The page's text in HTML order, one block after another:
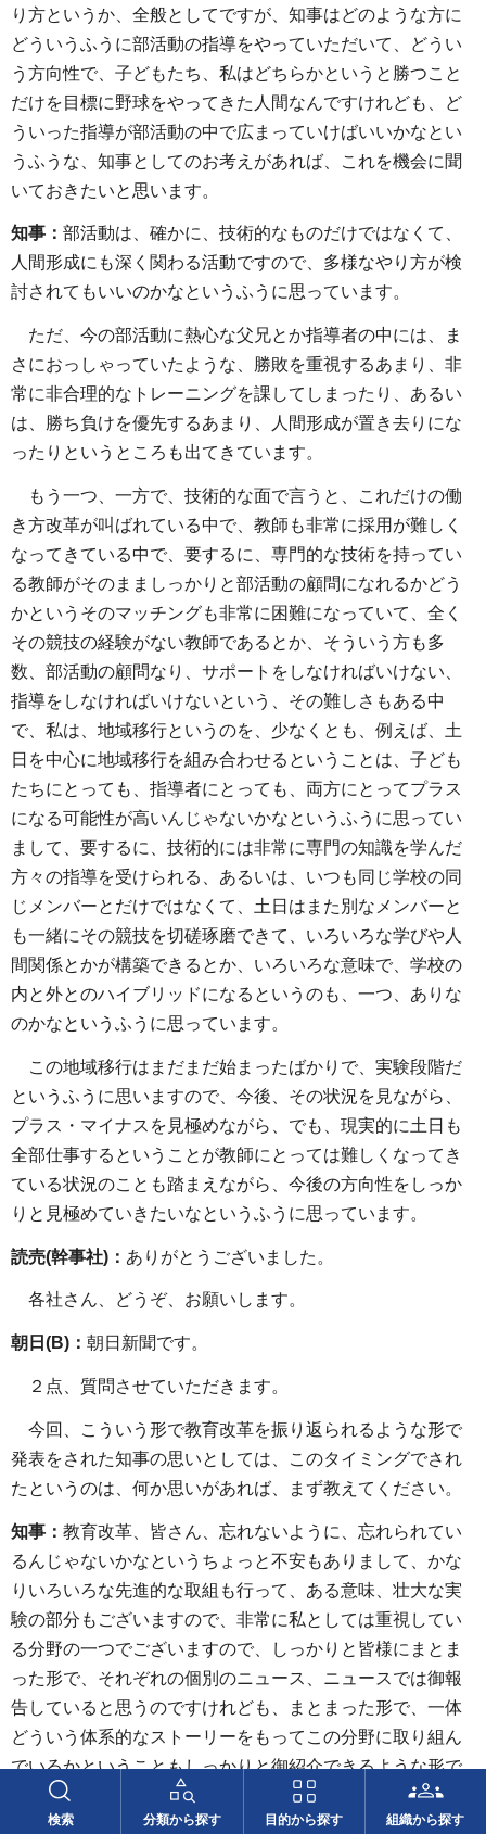
検索 分類から探す 目的から探す 組織から探す
り方というか、全般としてですが、知事はどのような方に
どういうふうに部活動の指導をやっていただいて、どうい
う方向性で、子どもたち、私はどちらかというと勝つこと
だけを目標に野球をやってきた人間なんですけれども、ど
ういった指導が部活動の中で広まっていけばいいかなとい
うふうな、知事としてのお考えがあれば、これを機会に聞
いておきたいと思います。
知事： 部活動は、確かに、技術的なものだけではなくて、
人間形成にも深く関わる活動ですので、多様なやり方が検
討されてもいいのかなというふうに思っています。
ただ、今の部活動に熱心な父兄とか指導者の中には、ま
さにおっしゃっていたような、勝敗を重視するあまり、非
常に非合理的なトレーニングを課してしまったり、あるい
は、勝ち負けを優先するあまり、人間形成が置き去りにな
ったりというところも出てきています。
もう一つ、一方で、技術的な面で言うと、これだけの働
き方改革が叫ばれている中で、教師も非常に採用が難しく
なってきている中で、要するに、専門的な技術を持ってい
る教師がそのまましっかりと部活動の顧問になれるかどう
かというそのマッチングも非常に困難になっていて、全く
その競技の経験がない教師であるとか、そういう方も多
数、部活動の顧問なり、サポートをしなければいけない、
指導をしなければいけないという、その難しさもある中
で、私は、地域移行というのを、少なくとも、例えば、土
日を中心に地域移行を組み合わせるということは、子ども
たちにとっても、指導者にとっても、両方にとってプラス
になる可能性が高いんじゃないかなというふうに思ってい
まして、要するに、技術的には非常に専門の知識を学んだ
方々の指導を受けられる、あるいは、いつも同じ学校の同
じメンバーとだけではなくて、土日はまた別なメンバーと
も一緒にその競技を切磋琢磨できて、いろいろな学びや人
間関係とかが構築できるとか、いろいろな意味で、学校の
内と外とのハイブリッドになるというのも、一つ、ありな
のかなというふうに思っています。
この地域移行はまだまだ始まったばかりで、実験段階だ
というふうに思いますので、今後、その状況を見ながら、
プラス・マイナスを見極めながら、でも、現実的に土日も
全部仕事するということが教師にとっては難しくなってき
ている状況のことも踏まえながら、今後の方向性をしっか
りと見極めていきたいなというふうに思っています。
読売(幹事社)： ありがとうございました。
各社さん、どうぞ、お願いします。
朝日(B)： 朝日新聞です。
２点、質問させていただきます。
今回、こういう形で教育改革を振り返られるような形で
発表をされた知事の思いとしては、このタイミングでされ
たというのは、何か思いがあれば、まず教えてください。
知事： 教育改革、皆さん、忘れないように、忘れられてい
るんじゃないかなというちょっと不安もありまして、かな
りいろいろな先進的な取組も行って、ある意味、壮大な実
験の部分もございますので、非常に私としては重視してい
る分野の一つでございますので、しっかりと皆様にまとま
った形で、それぞれの個別のニュース、ニュースでは御報
告していると思うのですけれども、まとまった形で、一体
どういう体系的なストーリーをもってこの分野に取り組ん
でいるかということもしっかりと御紹介できるような形で
発表をさせていただいたほうがいいんじゃないかというふ
うに考えて、こういう形で発表させていただきました。